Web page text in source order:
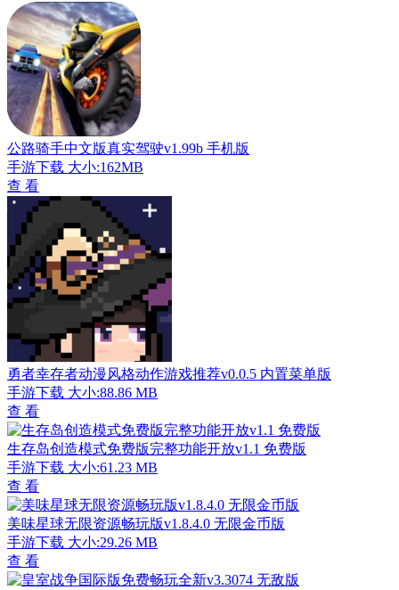
公路骑手中文版真实驾驶v1.99b 手机版
手游下载 大小:162MB
查 看
勇者幸存者动漫风格动作游戏推荐v0.0.5 内置菜单版
手游下载 大小:88.86 MB
查 看
生存岛创造模式免费版完整功能开放v1.1 免费版
手游下载 大小:61.23 MB
查 看
美味星球无限资源畅玩版v1.8.4.0 无限金币版
手游下载 大小:29.26 MB
查 看